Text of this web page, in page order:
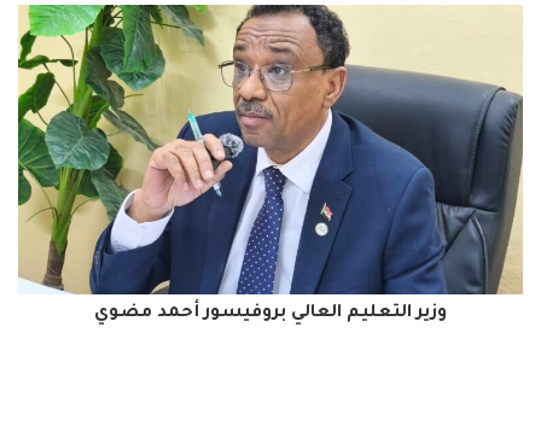
وزير التعليم العالي بروفيسور أحمد مضوي